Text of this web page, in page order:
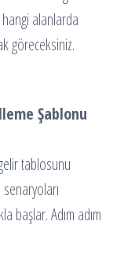
alanlarda
göreceksiniz.
Şablonu
tablosunu
başlar. Adım adım